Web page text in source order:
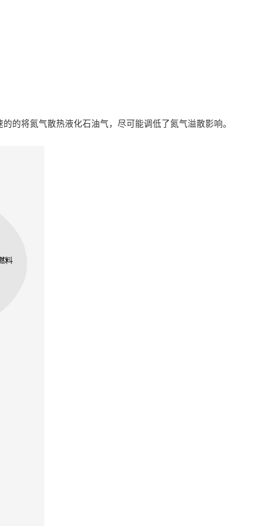
的将氮气散热液化石油气，尽可能调低了氮气溢散影响。